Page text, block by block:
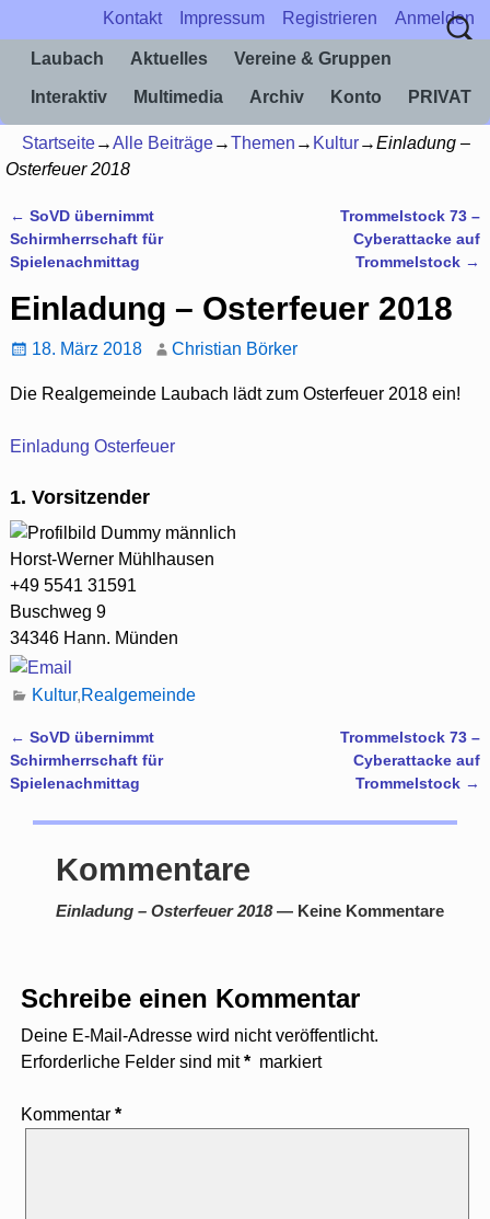
Kontakt Impressum Registrieren Anmelden
Laubach Aktuelles Vereine & Gruppen
Interaktiv Multimedia Archiv Konto PRIVAT
Startseite→Alle Beiträge→Themen → Kultur→Einladung –
Osterfeuer 2018
Artikelnavigation
← SoVD übernimmt
Schirmherrschaft für
Spielenachmittag
Trommelstock 73 –
Cyberattacke auf
Trommelstock →
Einladung – Osterfeuer 2018
18. März 2018 Christian Börker
Die Realgemeinde Laubach lädt zum Osterfeuer 2018 ein!
Einladung Osterfeuer
1. Vorsitzender
Horst-Werner Mühlhausen
+49 5541 31591
Buschweg 9
34346 Hann. Münden
Kultur,Realgemeinde
Artikelnavigation
← SoVD übernimmt
Schirmherrschaft für
Spielenachmittag
Trommelstock 73 –
Cyberattacke auf
Trommelstock →
Kommentare
Einladung – Osterfeuer 2018— Keine Kommentare
Schreibe einen Kommentar
Deine E-Mail-Adresse wird nicht veröffentlicht.
Erforderliche Felder sind mit* markiert
Kommentar *